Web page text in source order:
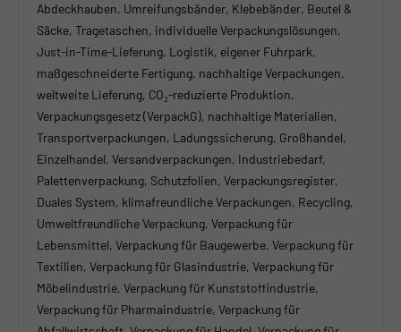
Abdeckhauben, Umreifungsbänder, Klebebänder, Beutel &
Säcke, Tragetaschen, individuelle Verpackungslösungen,
Just-in-Time-Lieferung, Logistik, eigener Fuhrpark,
maßgeschneiderte Fertigung, nachhaltige Verpackungen,
weltweite Lieferung, CO₂-reduzierte Produktion,
Verpackungsgesetz (VerpackG), nachhaltige Materialien,
Transportverpackungen, Ladungssicherung, Großhandel,
Einzelhandel, Versandverpackungen, Industriebedarf,
Palettenverpackung, Schutzfolien, Verpackungsregister,
Duales System, klimafreundliche Verpackungen, Recycling,
Umweltfreundliche Verpackung, Verpackung für
Lebensmittel, Verpackung für Baugewerbe, Verpackung für
Textilien, Verpackung für Glasindustrie, Verpackung für
Möbelindustrie, Verpackung für Kunststoffindustrie,
Verpackung für Pharmaindustrie, Verpackung für